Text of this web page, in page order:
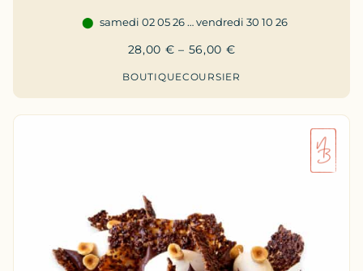
samedi 02 05 26 … vendredi 30 10 26
28,00 € – 56,00 €
BOUTIQUECOURSIER